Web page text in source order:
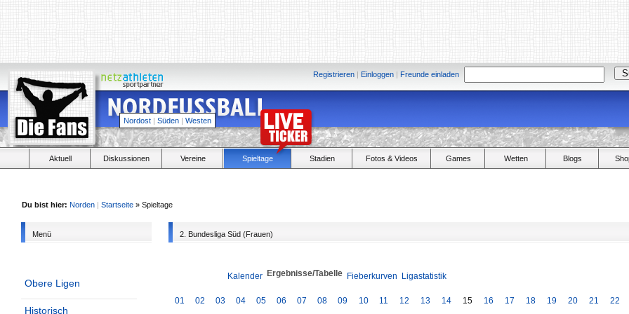
Registrieren | Einloggen | Freunde einladen
Nordost | Süden | Westen
Aktuell Diskussionen Vereine Spieltage Stadien Fotos & Videos Games Wetten Blogs
Du bist hier: Norden | Startseite » Spieltage
Menü
Obere Ligen
Historisch
2. Bundesliga Süd (Frauen)
Kalender Ergebnisse/Tabelle Fieberkurven Ligastatistik
01 02 03 04 05 06 07 08 09 10 11 12 13 14 15 16 17 18 19 20 21 22